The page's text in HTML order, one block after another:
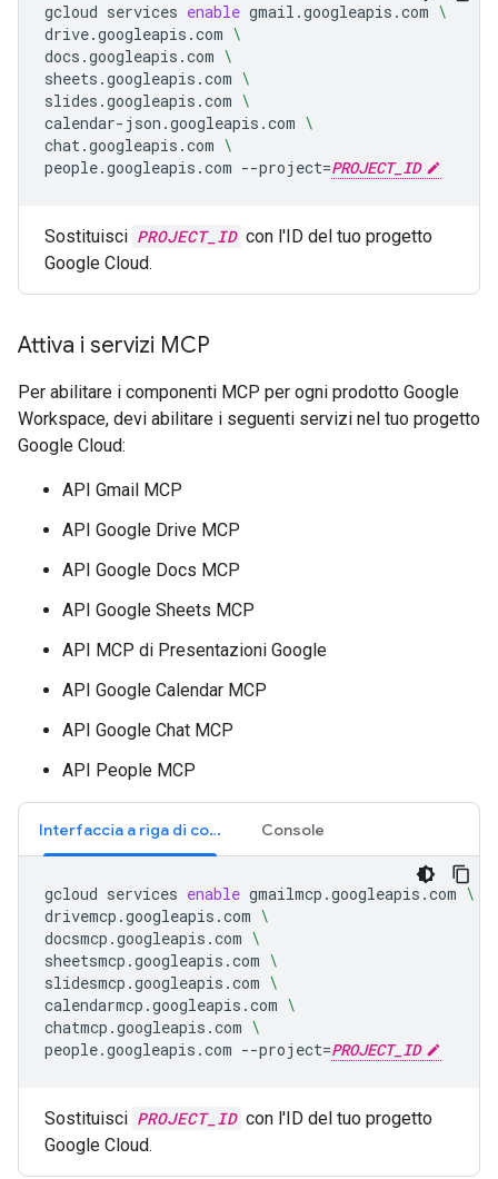
gcloud services enable gmail.googleapis.com \
drive.googleapis.com \
docs.googleapis.com \
sheets.googleapis.com \
slides.googleapis.com \
calendar-json.googleapis.com \
chat.googleapis.com \
people.googleapis.com --project=PROJECT_ID
Sostituisci PROJECT_ID con l'ID del tuo progetto
Google Cloud.
Attiva i servizi MCP
Per abilitare i componenti MCP per ogni prodotto Google
Workspace, devi abilitare i seguenti servizi nel tuo progetto
Google Cloud:
API Gmail MCP
API Google Drive MCP
API Google Docs MCP
API Google Sheets MCP
API MCP di Presentazioni Google
API Google Calendar MCP
API Google Chat MCP
API People MCP
Interfaccia a riga di comando Console
gcloud services enable gmailmcp.googleapis.com \
drivemcp.googleapis.com \
docsmcp.googleapis.com \
sheetsmcp.googleapis.com \
slidesmcp.googleapis.com \
calendarmcp.googleapis.com \
chatmcp.googleapis.com \
people.googleapis.com --project=PROJECT_ID
Sostituisci PROJECT_ID con l'ID del tuo progetto
Google Cloud.